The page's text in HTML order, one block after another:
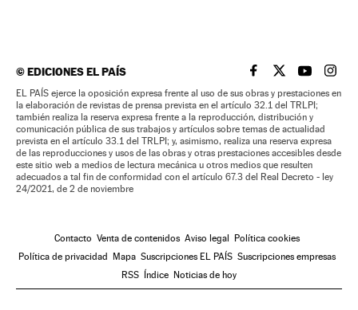
©EDICIONES EL PAÍS EL PAÍS BRASIL EN
EL PAÍSEL PAÍS
EL
EL PAÍS ejerce la oposición expresa frente al uso de sus obras y prestaciones en
la elaboración de revistas de prensa prevista en el artículo 32.1 del TRLPI;
también realiza la reserva expresa frente a la reproducción, distribución y
comunicación pública de sus trabajos y artículos sobre temas de actualidad
prevista en el artículo 33.1 del TRLPI; y, asimismo, realiza una reserva expresa
de las reproducciones y usos de las obras y otras prestaciones accesibles desde
este sitio web a medios de lectura mecánica u otros medios que resulten
adecuados a tal fin de conformidad con el artículo 67.3 del Real Decreto - ley
24/2021, de 2 de noviembre
Contacto Venta de contenidos Aviso legal
Política cookies
Política de privacidad
Mapa Suscripciones EL PAÍS Suscripciones empresas
RSS
Índice Noticias de hoy